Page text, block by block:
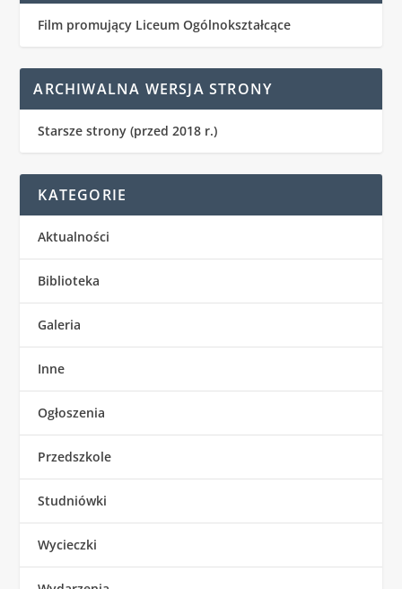
Film promujący Liceum Ogólnokształcące
ARCHIWALNA WERSJA STRONY
Starsze strony (przed 2018 r.)
KATEGORIE
Aktualności
Biblioteka
Galeria
Inne
Ogłoszenia
Przedszkole
Studniówki
Wycieczki